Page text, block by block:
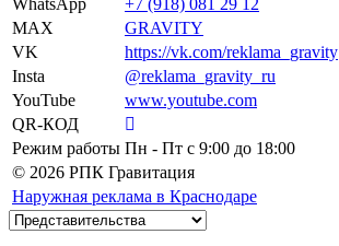
MAX
GRAVITY
VK
https://vk.com/reklama_gravity
Insta
@reklama_gravity_ru
YouTube
www.youtube.com
QR-КОД
Режим работы Пн - Пт c 9:00 до 18:00
© 2026 РПК Гравитация
Наружная реклама в Краснодаре